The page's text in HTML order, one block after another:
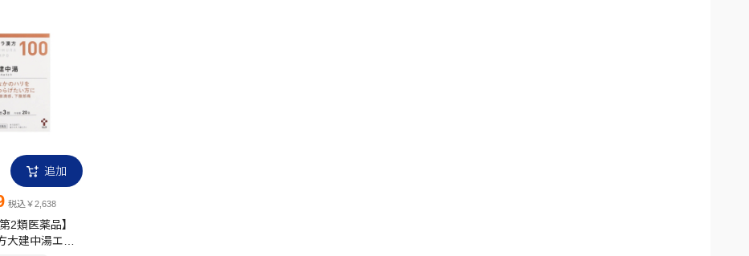
追加
税込￥2,638
2類医薬品】
大建中湯エキ